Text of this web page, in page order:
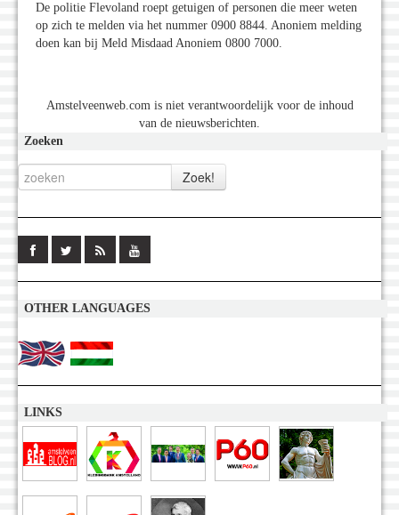
De politie Flevoland roept getuigen of personen die meer weten
op zich te melden via het nummer 0900 8844. Anoniem melding
doen kan bij Meld Misdaad Anoniem 0800 7000.
Amstelveenweb.com is niet verantwoordelijk voor de inhoud
van de nieuwsberichten.
Zoeken
OTHER LANGUAGES
LINKS